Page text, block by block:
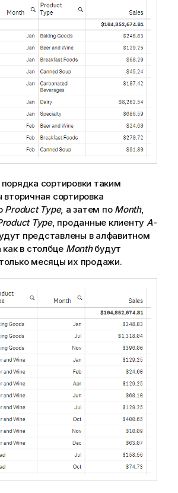
сортировки таким
сортировка
Product Type, а затем по Month,
Type, проданные клиенту A-
представлены в алфавитном
в столбце Monthбудут
месяцы их продажи.